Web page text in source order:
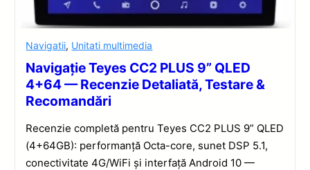
Navigatii, Unitati multimedia
Navigație Teyes CC2 PLUS 9” QLED
4+64 — Recenzie Detaliată, Testare &
Recomandări
Recenzie completă pentru Teyes CC2 PLUS 9” QLED
(4+64GB): performanță Octa-core, sunet DSP 5.1,
conectivitate 4G/WiFi și interfață Android 10 —